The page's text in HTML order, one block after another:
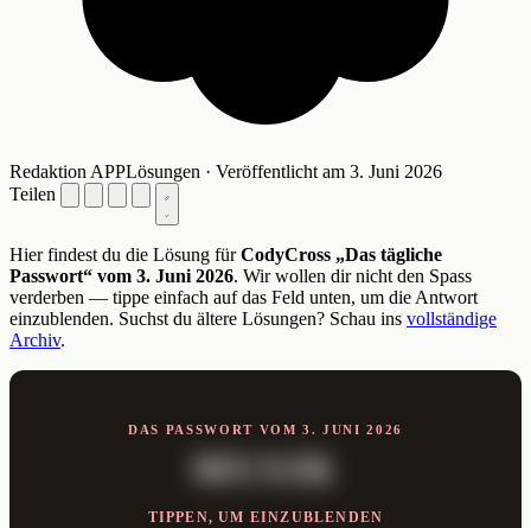
Redaktion APPLösungen · Veröffentlicht am 3. Juni 2026
Teilen
Hier findest du die Lösung fürCodyCross „Das tägliche
Passwort“ vom 3. Juni 2026. Wir wollen dir nicht den Spass
verderben — tippe einfach auf das Feld unten, um die Antwort
einzublenden. Suchst du ältere Lösungen? Schau ins vollständige
Archiv.
DAS PASSWORT VOM 3. JUNI 2026
MUSIK
TIPPEN, UM EINZUBLENDEN